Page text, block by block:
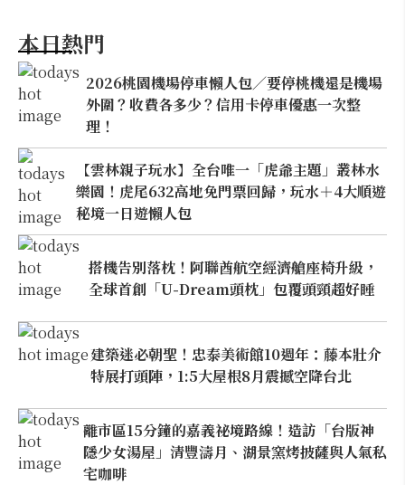
本日熱門
2026桃園機場停車懶人包／要停桃機還是機場
外圍？收費各多少？信用卡停車優惠一次整
理！
【雲林親子玩水】全台唯一「虎爺主題」叢林水
樂園！虎尾632高地免門票回歸，玩水＋4大順遊
秘境一日遊懶人包
搭機告別落枕！阿聯酋航空經濟艙座椅升級，
全球首創「U-Dream頭枕」包覆頭頸超好睡
建築迷必朝聖！忠泰美術館10週年：藤本壯介
特展打頭陣，1:5大屋根8月震撼空降台北
離市區15分鐘的嘉義祕境路線！造訪「台版神
隱少女湯屋」清豐濤月、湖景窯烤披薩與人氣私
宅咖啡